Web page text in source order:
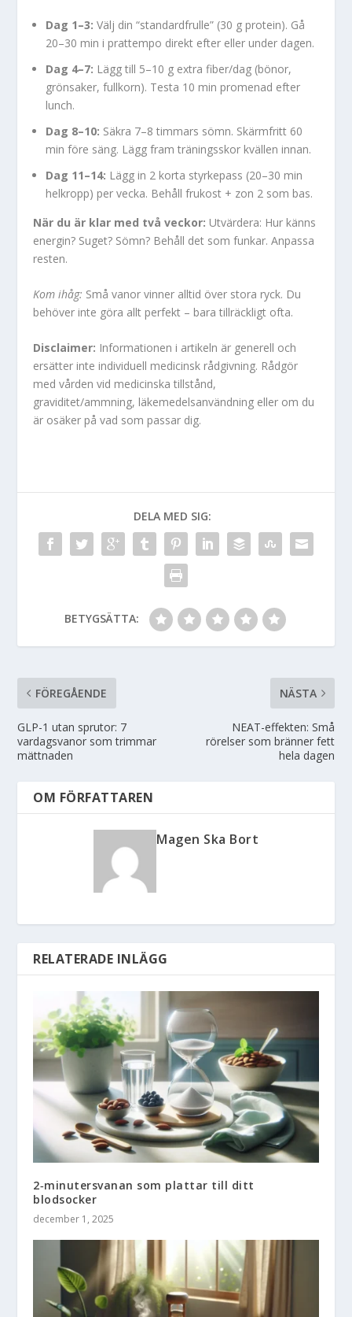
Dag 1–3: Välj din “standardfrulle” (30 g protein). Gå
20–30 min i prattempo direkt efter eller under dagen.
Dag 4–7: Lägg till 5–10 g extra fiber/dag (bönor,
grönsaker, fullkorn). Testa 10 min promenad efter
lunch.
Dag 8–10: Säkra 7–8 timmars sömn. Skärmfritt 60
min före säng. Lägg fram träningsskor kvällen innan.
Dag 11–14: Lägg in 2 korta styrkepass (20–30 min
helkropp) per vecka. Behåll frukost + zon 2 som bas.
När du är klar med två veckor: Utvärdera: Hur känns
energin? Suget? Sömn? Behåll det som funkar. Anpassa
resten.
Kom ihåg: Små vanor vinner alltid över stora ryck. Du
behöver inte göra allt perfekt – bara tillräckligt ofta.
Disclaimer: Informationen i artikeln är generell och
ersätter inte individuell medicinsk rådgivning. Rådgör
med vården vid medicinska tillstånd,
graviditet/ammning, läkemedelsanvändning eller om du
är osäker på vad som passar dig.
DELA MED SIG:
BETYGSÄTTA:
FÖREGÅENDE
GLP-1 utan sprutor: 7
vardagsvanor som trimmar
mättnaden
NÄSTA
NEAT-effekten: Små
rörelser som bränner fett
hela dagen
OM FÖRFATTAREN
Magen Ska Bort
RELATERADE INLÄGG
2‑minutersvanan som plattar till ditt
blodsocker
december 1, 2025